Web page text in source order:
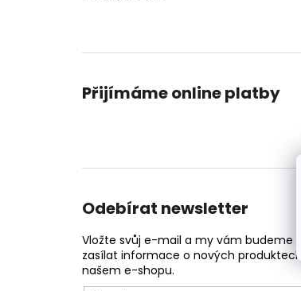
Přijímáme online platby
Odebírat newsletter
Vložte svůj e-mail a my vám budeme
zasílat informace o nových produktech
našem e-shopu.